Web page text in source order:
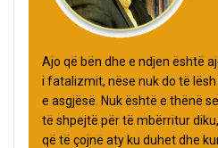
Ajo që bën dhe e ndjen është
i fatalizmit, nëse nuk do të
e asgjësë. Nuk është e thënë
të shpejtë për të mbërritur
që të çojnë aty ku duhet dhe